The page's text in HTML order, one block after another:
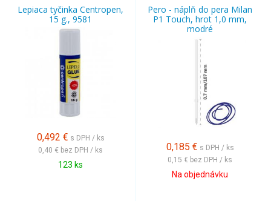
Lepiaca tyčinka Centropen,
15 g., 9581
0,492 € s DPH / ks
0,40 € bez DPH / ks
123 ks
Pero - náplň do pera Milan
P1 Touch, hrot 1,0 mm,
modré
0,185 € s DPH / ks
0,15 € bez DPH / ks
Na objednávku